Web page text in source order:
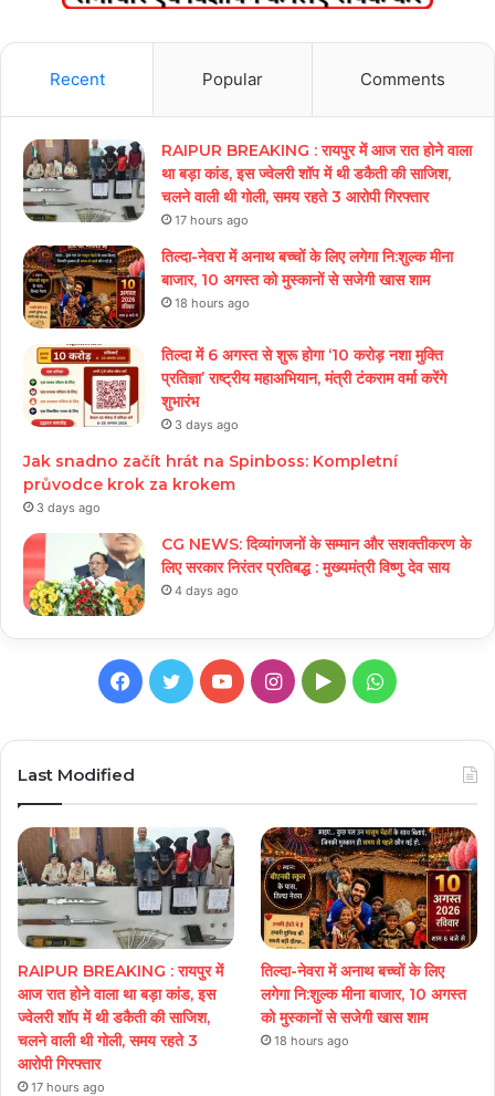
Recent Popular Comments
RAIPUR BREAKING : रायपुर में आज रात होने वाला
था बड़ा कांड, इस ज्वेलरी शॉप में थी डकैती की साजिश,
चलने वाली थी गोली, समय रहते 3 आरोपी गिरफ्तार
17 hours ago
तिल्दा-नेवरा में अनाथ बच्चों के लिए लगेगा नि:शुल्क मीना
बाजार, 10 अगस्त को मुस्कानों से सजेगी खास शाम
18 hours ago
तिल्दा में 6 अगस्त से शुरू होगा ‘10 करोड़ नशा मुक्ति
प्रतिज्ञा’ राष्ट्रीय महाअभियान, मंत्री टंकराम वर्मा करेंगे
शुभारंभ
3 days ago
Jak snadno začít hrát na Spinboss: Kompletní
průvodce krok za krokem
3 days ago
CG NEWS: दिव्यांगजनों के सम्मान और सशक्तीकरण के
लिए सरकार निरंतर प्रतिबद्ध : मुख्यमंत्री विष्णु देव साय
4 days ago
Facebook
TwitterYouTubeInstagram
GoogleWhatsApp
Last Modified
RAIPUR BREAKING : रायपुर में
आज रात होने वाला था बड़ा कांड, इस
ज्वेलरी शॉप में थी डकैती की साजिश,
चलने वाली थी गोली, समय रहते 3
आरोपी गिरफ्तार
17 hours ago
तिल्दा-नेवरा में अनाथ बच्चों के लिए
लगेगा नि:शुल्क मीना बाजार, 10 अगस्त
को मुस्कानों से सजेगी खास शाम
18 hours ago